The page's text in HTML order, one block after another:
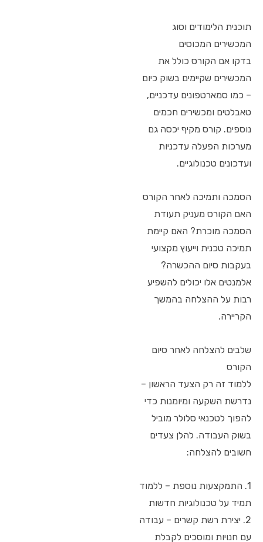
תוכנית הלימודים וסוג
המכשירים המכוסים
בדקו אם הקורס כולל את
המכשירים שקיימים בשוק כיום
– כמו סמארטפונים עדכניים,
טאבלטים ומכשירים חכמים
נוספים. קורס מקיף יכסה גם
מערכות הפעלה עדכניות
ועדכונים טכנולוגיים.
הסמכה ותמיכה לאחר הקורס
האם הקורס מעניק תעודת
הסמכה מוכרת? האם קיימת
תמיכה טכנית וייעוץ מקצועי
בעקבות סיום ההכשרה?
אלמנטים אלו יכולים להשפיע
רבות על ההצלחה בהמשך
הקריירה.
שלבים להצלחה לאחר סיום
הקורס
ללמוד זה רק הצעד הראשון –
נדרשת השקעה ומיומנות כדי
להפוך לטכנאי סלולר מוביל
בשוק העבודה. להלן צעדים
חשובים להצלחה:
1. התמקצעות נוספת – ללמוד
תמיד על טכנולוגיות חדשות
2. יצירת רשת קשרים – עבודה
עם חנויות ומוסכים לקבלת